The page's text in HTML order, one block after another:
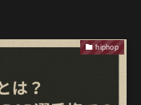
hiphop